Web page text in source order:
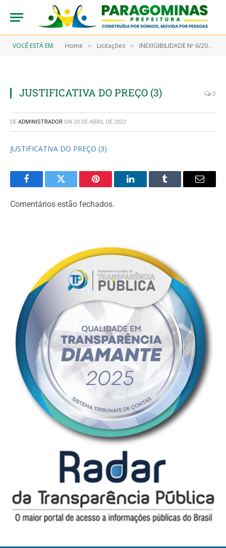
VOCÊ ESTÁ EM: Home » Licitações » INEXIGIBILIDADE Nº 6/2022-00004 (CONTRATAÇÃO DE PROFISSIONAIS DO SETOR ARTÍSTICO LOCAL DE RECONHECIMENTO PERANTE A OPINIÃO PÚBLICA MUNICIPAL, PARA A COMEMORAÇÃO AO DIA INTERNACIONAL DAS MULHERES – 2022)
JUSTIFICATIVA DO PREÇO (3) 0
DE ADMINISTRADOR ON 20 DE ABRIL DE 2022
JUSTIFICATIVA DO PREÇO (3)
FacebookTwitter Pinterest LinkedInTumblr Email
Comentários estão fechados.